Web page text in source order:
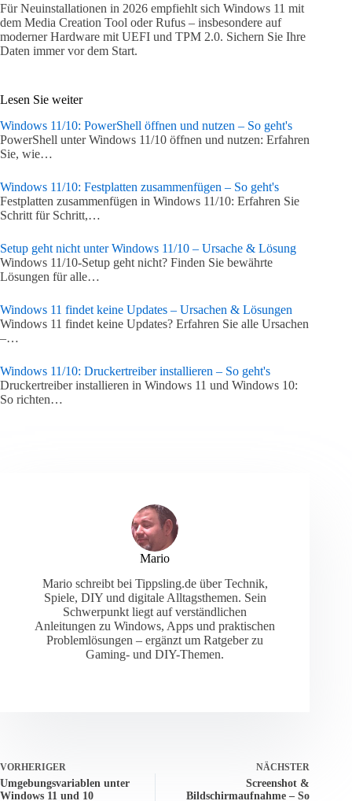
Für Neuinstallationen in 2026 empfiehlt sich Windows 11 mit
dem Media Creation Tool oder Rufus – insbesondere auf
moderner Hardware mit UEFI und TPM 2.0. Sichern Sie Ihre
Daten immer vor dem Start.
Lesen Sie weiter
Windows 11/10: PowerShell öffnen und nutzen – So geht's
PowerShell unter Windows 11/10 öffnen und nutzen: Erfahren
Sie, wie…
Windows 11/10: Festplatten zusammenfügen – So geht's
Festplatten zusammenfügen in Windows 11/10: Erfahren Sie
Schritt für Schritt,…
Setup geht nicht unter Windows 11/10 – Ursache & Lösung
Windows 11/10-Setup geht nicht? Finden Sie bewährte
Lösungen für alle…
Windows 11 findet keine Updates – Ursachen & Lösungen
Windows 11 findet keine Updates? Erfahren Sie alle Ursachen
–…
Windows 11/10: Druckertreiber installieren – So geht's
Druckertreiber installieren in Windows 11 und Windows 10:
So richten…
Mario
Mario schreibt bei Tippsling.de über Technik,
Spiele, DIY und digitale Alltagsthemen. Sein
Schwerpunkt liegt auf verständlichen
Anleitungen zu Windows, Apps und praktischen
Problemlösungen – ergänzt um Ratgeber zu
Gaming- und DIY-Themen.
VORHERIGER
Umgebungsvariablen unter
Windows 11 und 10
NÄCHSTER
Screenshot &
Bildschirmaufnahme – So